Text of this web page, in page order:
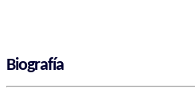
Biografía